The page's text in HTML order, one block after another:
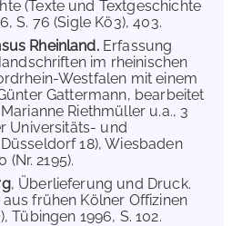
(Texte und Textgeschichte
S. 76 (Sigle Kö3), 403.
Rheinland.Erfassung
im rheinischen
Westfalen mit einem
Gattermann, bearbeitet
Riethmüller u.a., 3
Universitäts- und
18), Wiesbaden
(Nr. 2195).
, Überlieferung und Druck.
frühen Kölner Offizinen
Tübingen 1996, S. 102.